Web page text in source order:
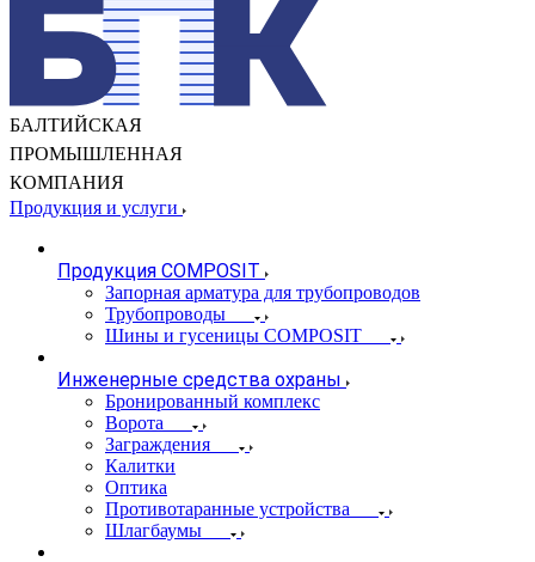
БАЛТИЙСКАЯ
ПРОМЫШЛЕННАЯ
КОМПАНИЯ
Продукция и услуги
Продукция COMPOSIT
Запорная арматура для трубопроводов
Трубопроводы
Шины и гусеницы COMPOSIT
Инженерные средства охраны
Бронированный комплекс
Ворота
Заграждения
Калитки
Оптика
Противотаранные устройства
Шлагбаумы